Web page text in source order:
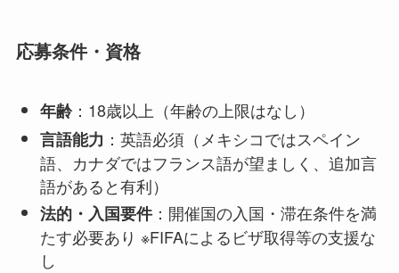
応募条件・資格
年齢：18歳以上（年齢の上限はなし）
言語能力 ：英語必須（メキシコではスペイン
語、カナダではフランス語が望ましく、追加言
語があると有利）
法的・入国要件：開催国の入国・滞在条件を満
たす必要あり ※FIFAによるビザ取得等の支援な
し